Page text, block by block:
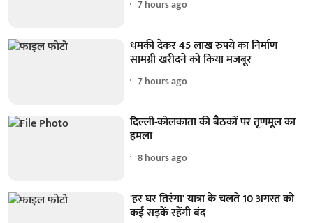
7 hours ago
धमकी देकर 45 लाख रुपये का निर्माण
सामग्री खरीदने को किया मजबूर
7 hours ago
दिल्ली-कोलकाता की बैठकों पर तृणमूल का
हमला
8 hours ago
'हर घर तिरंगा' यात्रा के चलते 10 अगस्त को
कई सड़कें रहेंगी बंद